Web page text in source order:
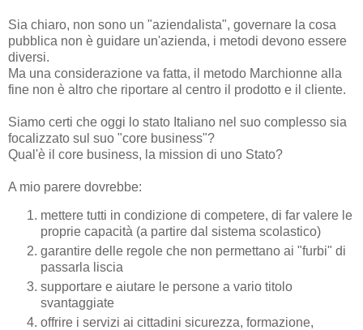
Sia chiaro, non sono un "aziendalista", governare la cosa
pubblica non è guidare un'azienda, i metodi devono essere
diversi.
Ma una considerazione va fatta, il metodo Marchionne alla
fine non è altro che riportare al centro il prodotto e il cliente.
Siamo certi che oggi lo stato Italiano nel suo complesso sia
focalizzato sul suo "core business"?
Qual'è il core business, la mission di uno Stato?
A mio parere dovrebbe:
mettere tutti in condizione di competere, di far valere le
proprie capacità (a partire dal sistema scolastico)
garantire delle regole che non permettano ai "furbi" di
passarla liscia
supportare e aiutare le persone a vario titolo
svantaggiate
offrire i servizi ai cittadini sicurezza, formazione,